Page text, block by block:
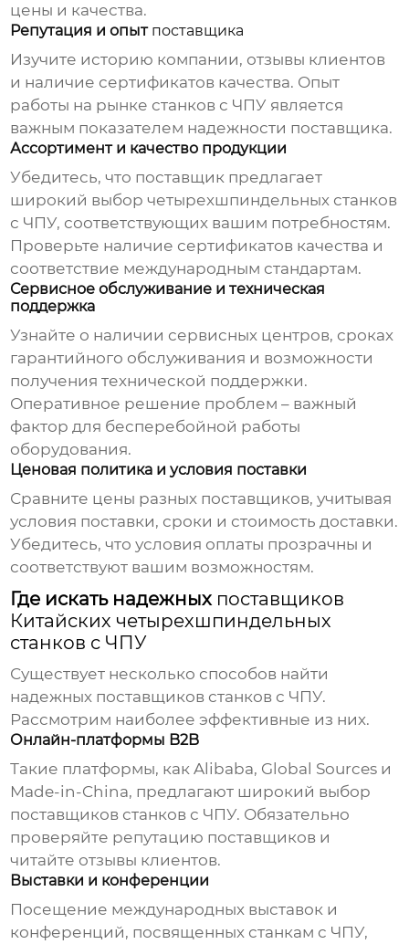
цены и качества.
Репутация и опыт поставщика
Изучите историю компании, отзывы клиентов
и наличие сертификатов качества. Опыт
работы на рынке станков с ЧПУ является
важным показателем надежности поставщика.
Ассортимент и качество продукции
Убедитесь, что поставщик предлагает
широкий выборчетырехшпиндельных станков
с ЧПУ, соответствующих вашим потребностям.
Проверьте наличие сертификатов качества и
соответствие международным стандартам.
Сервисное обслуживание и техническая
поддержка
Узнайте о наличии сервисных центров, сроках
гарантийного обслуживания и возможности
получения технической поддержки.
Оперативное решение проблем – важный
фактор для бесперебойной работы
оборудования.
Ценовая политика и условия поставки
Сравните цены разных поставщиков, учитывая
условия поставки, сроки и стоимость доставки.
Убедитесь, что условия оплаты прозрачны и
соответствуют вашим возможностям.
Где искать надежных поставщиков
Китайских четырехшпиндельных
станков с ЧПУ
Существует несколько способов найти
надежных поставщиков станков с ЧПУ.
Рассмотрим наиболее эффективные из них.
Онлайн-платформы B2B
Такие платформы, как Alibaba, Global Sources и
Made-in-China, предлагают широкий выбор
поставщиков станков с ЧПУ. Обязательно
проверяйте репутацию поставщиков и
читайте отзывы клиентов.
Выставки и конференции
Посещение международных выставок и
конференций, посвященных станкам с ЧПУ,